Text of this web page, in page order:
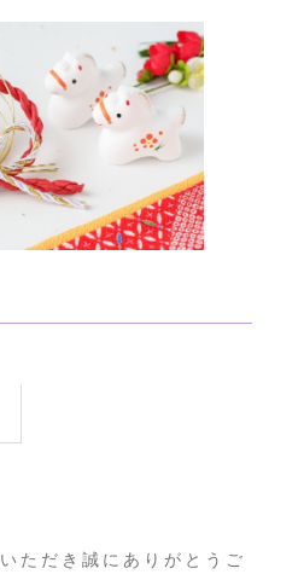
ただき誠にありがとうご